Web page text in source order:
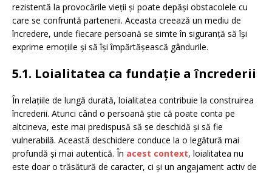
rezistentă la provocările vieții și poate depăși obstacolele cu
care se confruntă partenerii. Aceasta creează un mediu de
încredere, unde fiecare persoană se simte în siguranță să își
exprime emoțiile și să își împărtășească gândurile.
5.1. Loialitatea ca fundație a încrederii
În relațiile de lungă durată, loialitatea contribuie la construirea
încrederii. Atunci când o persoană știe că poate conta pe
altcineva, este mai predispusă să se deschidă și să fie
vulnerabilă. Această deschidere conduce la o legătură mai
profundă și mai autentică. În acest context, loialitatea nu
este doar o trăsătură de caracter, ci și un angajament activ de